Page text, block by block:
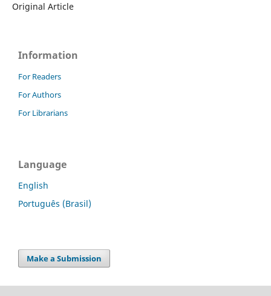
Original Article
Information
For Readers
For Authors
For Librarians
Language
English
Português (Brasil)
Make a Submission